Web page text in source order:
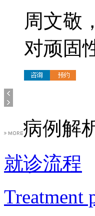
周文敬
对顽固
病例解
就诊流程
Treatment